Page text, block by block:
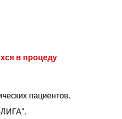
в процеду
пациентов.
ЛИГА".